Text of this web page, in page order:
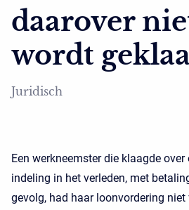
daarover
wordt
Juridisch
Een werkneemster die klaagde
indeling in het verleden, met
gevolg, had haar loonvordering